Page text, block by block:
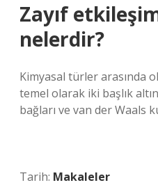
Zayıf
nelerdir?
Kimyasal türler arasında
temel olarak iki başlık
bağları ve van der Waals
Tarih: Makaleler